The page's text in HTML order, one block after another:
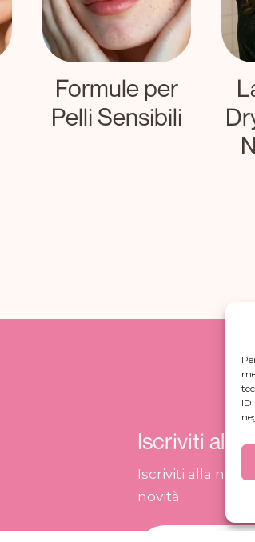
ID
Formule per
Pelli Sensibili
Iscriviti alla
Iscriviti alla
novità.